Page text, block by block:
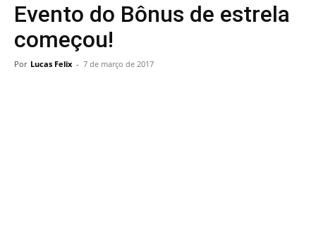
Evento do Bônus de estrela
começou!
Por Lucas Felix - 7 de março de 2017